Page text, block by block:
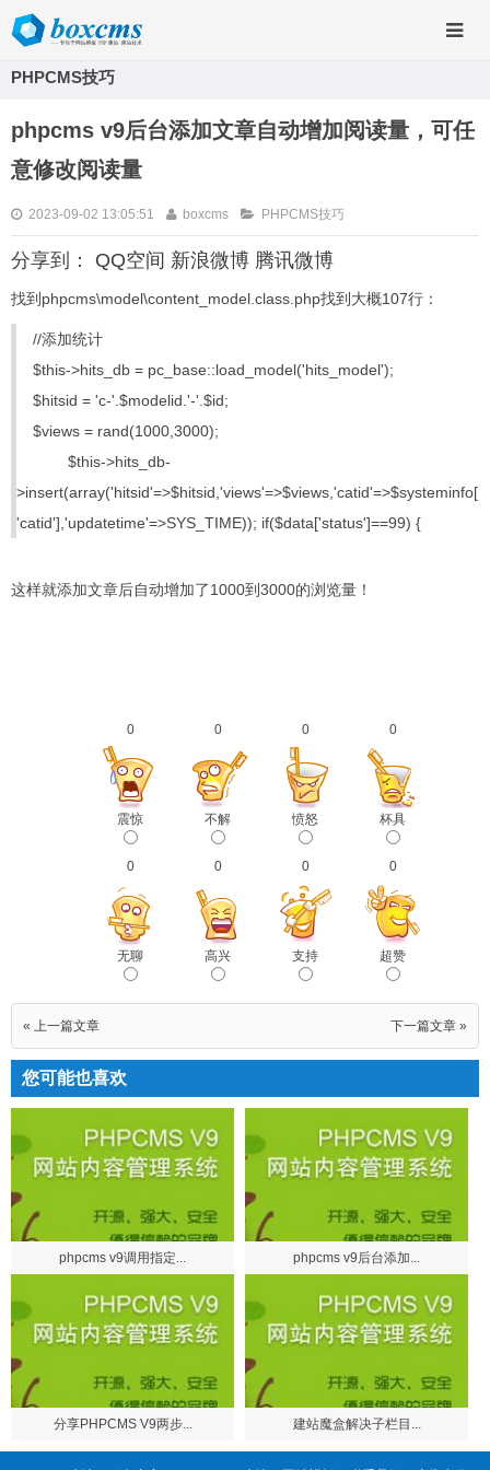
PHPCMS技巧
phpcms v9后台添加文章自动增加阅读量，可任
意修改阅读量
2023-09-02 13:05:51 boxcms PHPCMS技巧
分享到： QQ空间 新浪微博 腾讯微博
找到phpcms\model\content_model.class.php找到大概107行：
//添加统计
$this->hits_db = pc_base::load_model('hits_model');
$hitsid = 'c-'.$modelid.'-'.$id;
$views = rand(1000,3000);
$this->hits_db-
>insert(array('hitsid'=>$hitsid,'views'=>$views,'catid'=>$systeminfo[
'catid'],'updatetime'=>SYS_TIME)); if($data['status']==99) {
这样就添加文章后自动增加了1000到3000的浏览量！
0
震惊
0
不解
0
愤怒
0
杯具
0
无聊
0
高兴
0
支持
0
超赞
« 上一篇文章 下一篇文章 »
您可能也喜欢
phpcms v9调用指定... phpcms v9后台添加...
分享PHPCMS V9两步... 建站魔盒解决子栏目...